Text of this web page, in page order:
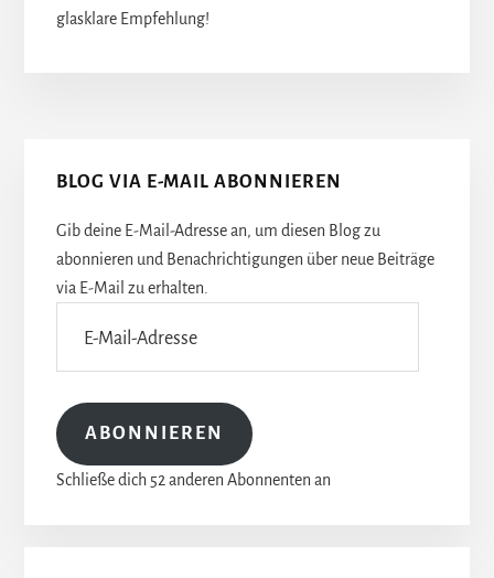
glasklare Empfehlung!
Seitenspalte
BLOG VIA E-MAIL ABONNIEREN
Gib deine E-Mail-Adresse an, um diesen Blog zu
abonnieren und Benachrichtigungen über neue Beiträge
via E-Mail zu erhalten.
Mail-
Adresse
ABONNIEREN
Schließe dich 52 anderen Abonnenten an